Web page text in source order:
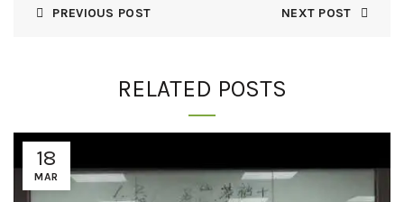
PREVIOUS POST NEXT POST
RELATED POSTS
18
MAR